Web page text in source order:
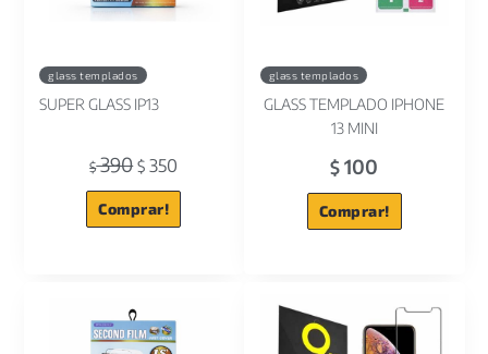
glass templados
SUPER GLASS IP13
$390 $ 350
Comprar!
glass templados
GLASS TEMPLADO IPHONE
13 MINI
$ 100
Comprar!